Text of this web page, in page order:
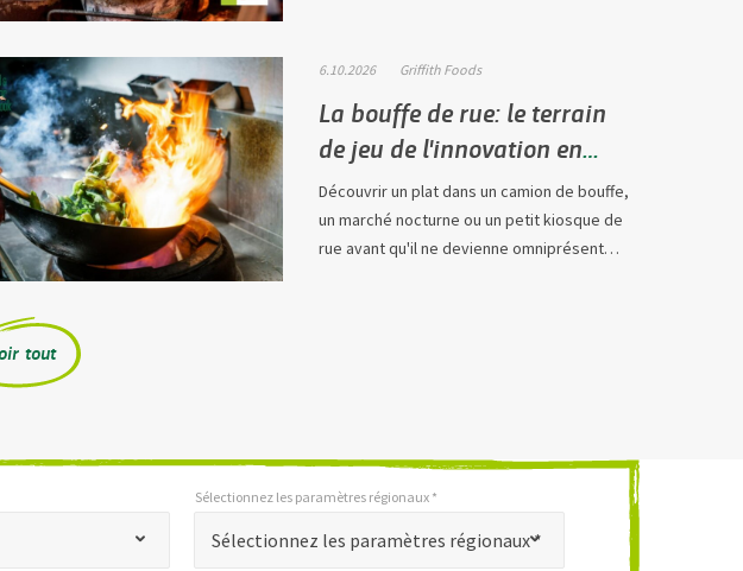
6.10.2026 Griffith Foods
La bouffe de rue: le terrain
de jeu de l'innovation en
2026
Découvrir un plat dans un camion de bouffe,
un marché nocturne ou un petit kiosque de
rue avant qu'il ne devienne omniprésent…
tout
Sélectionnez les paramètres régionaux *
Sélectionnez les paramètres régionaux *